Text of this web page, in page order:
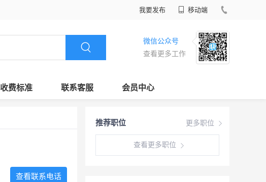
我要发布 移动端
微信公众号
查看更多工作
收费标准 联系客服 会员中心
更多职位
推荐职位
查看更多职位
查看联系电话